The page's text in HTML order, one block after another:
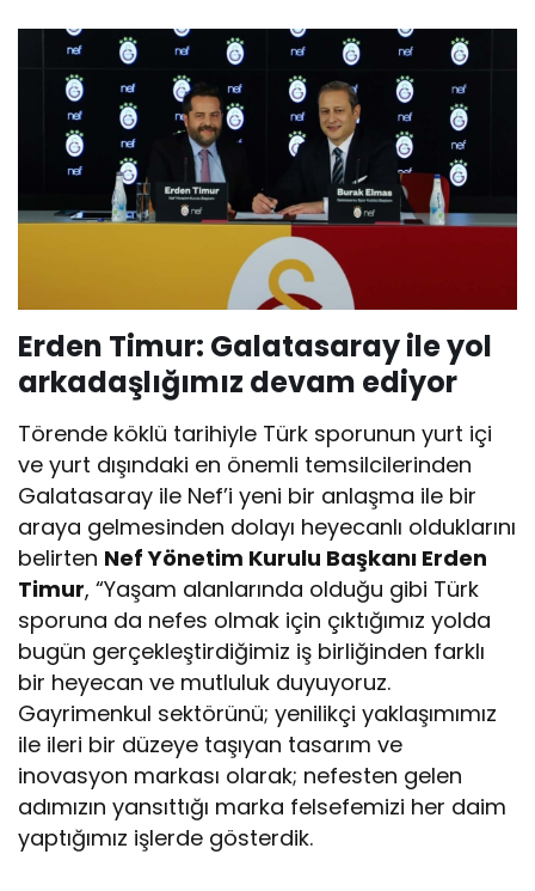
Erden Timur: Galatasaray ile yol
arkadaşlığımız devam ediyor
Törende köklü tarihiyle Türk sporunun yurt içi
ve yurt dışındaki en önemli temsilcilerinden
Galatasaray ile Nef’i yeni bir anlaşma ile bir
araya gelmesinden dolayı heyecanlı olduklarını
belirten Nef Yönetim Kurulu Başkanı Erden
Timur, “Yaşam alanlarında olduğu gibi Türk
sporuna da nefes olmak için çıktığımız yolda
bugün gerçekleştirdiğimiz iş birliğinden farklı
bir heyecan ve mutluluk duyuyoruz.
Gayrimenkul sektörünü; yenilikçi yaklaşımımız
ile ileri bir düzeye taşıyan tasarım ve
inovasyon markası olarak; nefesten gelen
adımızın yansıttığı marka felsefemizi her daim
yaptığımız işlerde gösterdik.